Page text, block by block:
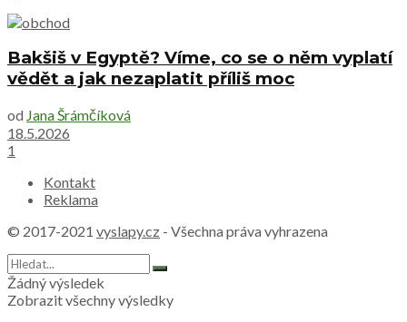
Bakšiš v Egyptě? Víme, co se o něm vyplatí
vědět a jak nezaplatit příliš moc
od Jana Šrámčíková
18.5.2026
1
Kontakt
Reklama
© 2017-2021 vyslapy.cz - Všechna práva vyhrazena
Žádný výsledek
Zobrazit všechny výsledky